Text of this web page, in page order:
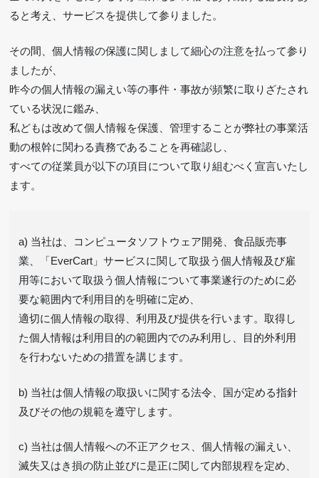
ると考え、サービスを提供して参りました。
その間、個人情報の保護に関しまして細心の注意を払って参り
ましたが、
昨今の個人情報の漏えい等の事件・事故が頻繁に取りざたされ
ている状況に鑑み、
私どもは改めて個人情報を保護、管理することが弊社の事業活
動の根幹に関わる責務であることを再確認し、
すべての従業員が以下の項目について取り組むべく宣言いたし
ます。
a) 当社は、コンピュータソフトウェア開発、食品販売事
業、「EverCart」サービスに関して取扱う個人情報及び雇
用等において取扱う個人情報について事業遂行のために必
要な範囲内で利用目的を明確に定め、
適切に個人情報の取得、利用及び提供を行います。取得し
た個人情報は利用目的の範囲内でのみ利用し、目的外利用
を行わないための措置を講じます。
b) 当社は個人情報の取扱いに関する法令、国が定める指針
及びその他の規範を遵守します。
c) 当社は個人情報への不正アクセス、個人情報の漏えい、
滅失又はき損の防止並びに是正に関して内部規程を定め、